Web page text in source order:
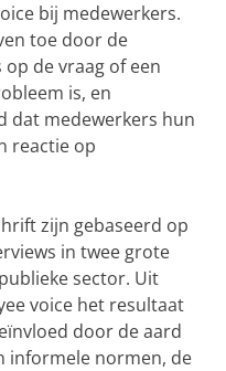
bij medewerkers.
toe door de
de vraag of een
is, en
dat medewerkers hun
reactie op
zijn gebaseerd op
in twee grote
sector. Uit
voice het resultaat
door de aard
informele normen, de